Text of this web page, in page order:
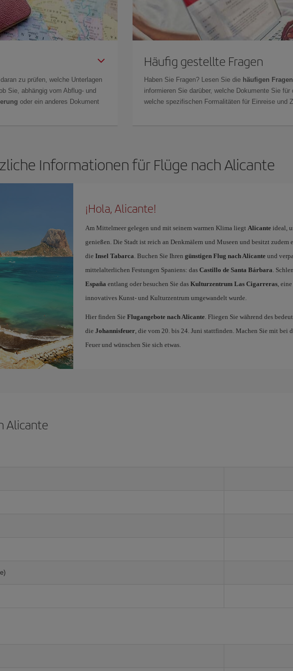
zu prüfen, welche Unterlagen
Sie, abhängig vom Abflug- und
oder ein anderes Dokument
Häufig gestellte Fragen
Haben Sie Fragen? Lesen Sie die häufigen
informieren Sie darüber, welche Dokumente Sie
welche spezifischen Formalitäten für Einreise und
Informationen für Flüge nach Alicante
¡Hola, Alicante!
Am Mittelmeer gelegen und mit seinem warmen Klima liegt Alicanteideal,
genießen. Die Stadt ist reich an Denkmälern und Museen und besitzt
die Insel Tabarca. Buchen Sie Ihren günstigen Flug nach Alicanteund
mittelalterlichen Festungen Spaniens: das Castillo de Santa Bárbara.
España entlang oder besuchen Sie das Kulturzentrum Las Cigarreras,
innovatives Kunst- und Kulturzentrum umgewandelt wurde.
Hier finden Sie Flugangebote nach Alicante. Fliegen Sie während des
die Johannisfeuer, die vom 20. bis 24. Juni stattfinden. Machen Sie mit bei
Feuer und wünschen Sie sich etwas.
Alicante